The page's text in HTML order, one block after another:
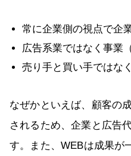
常に企業側の視点で企
広告系業ではなく事業
売り手と買い手ではな
なぜかといえば、顧客の
されるため、企業と広告
す。また、WEBは成果が